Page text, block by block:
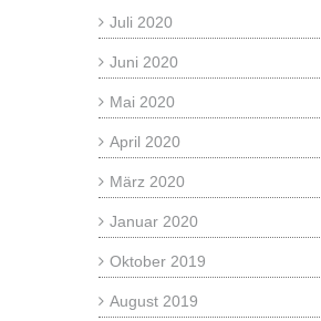
Juli 2020
Juni 2020
Mai 2020
April 2020
März 2020
Januar 2020
Oktober 2019
August 2019